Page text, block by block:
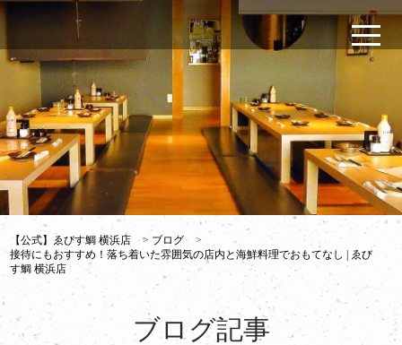
【公式】ゑびす鯛 横浜店 > ブログ
>
接待にもおすすめ！落ち着いた雰囲気の店内と海鮮料理でおもてなし | ゑび
す鯛 横浜店
ブログ記事